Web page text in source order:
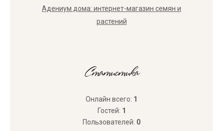
Адениум дома: интернет-магазин семян и
растений
Статистика
Онлайн всего: 1
Гостей: 1
Пользователей: 0